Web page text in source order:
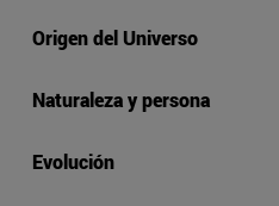
Origen del Universo
Naturaleza y persona
Evolución